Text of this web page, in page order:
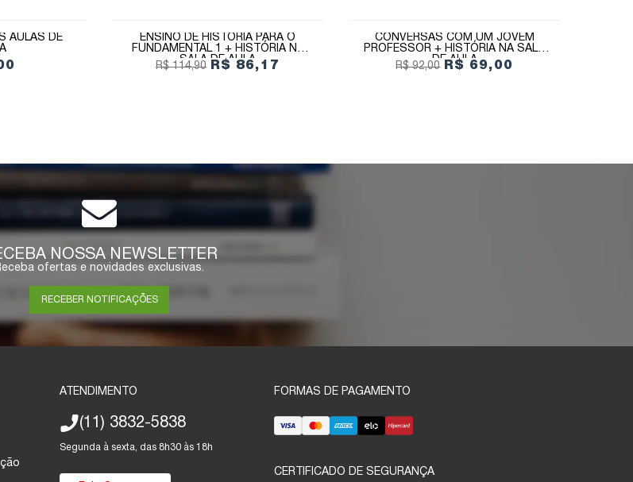
AULAS DE
ENSINO DE HISTÓRIA PARA O
FUNDAMENTAL 1 + HISTÓRIA NA
SALA DE AULA
R$ 114,90 R$ 86,17
CONVERSAS COM UM JOVEM
PROFESSOR + HISTÓRIA NA SALA
DE AULA
R$ 92,00 R$ 69,00
NOSSA NEWSLETTER
ofertas e novidades exclusivas.
RECEBER NOTIFICAÇÕES
ATENDIMENTO
(11) 3832-5838
Segunda à sexta, das 8h30 às 18h
FORMAS DE PAGAMENTO
CERTIFICADO DE SEGURANÇA